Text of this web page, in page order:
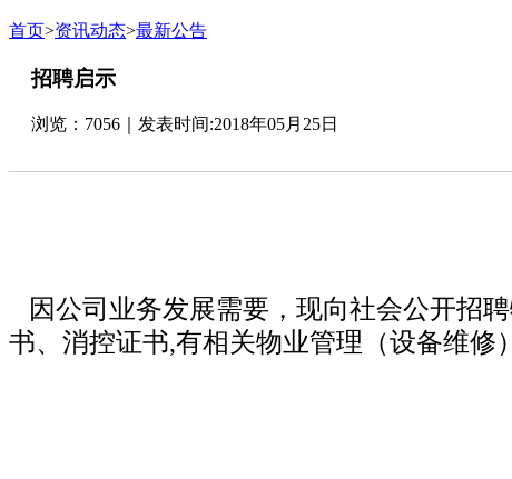
首页>资讯动态>最新公告
招聘启示
浏览：7056｜发表时间:2018年05月25日
因公司业务发展需要，现向社会公开招
书、消控证书,有相关物业管理（设备维修